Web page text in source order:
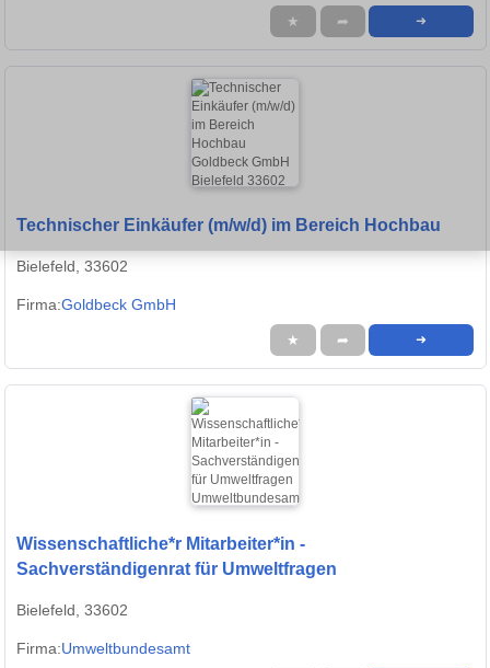
★ ➦ ➜
Technischer Einkäufer (m/w/d) im Bereich Hochbau
Bielefeld, 33602
Firma:Goldbeck GmbH
★ ➦ ➜
Wissenschaftliche*r Mitarbeiter*in -
Sachverständigenrat für Umweltfragen
Bielefeld, 33602
Firma:Umweltbundesamt